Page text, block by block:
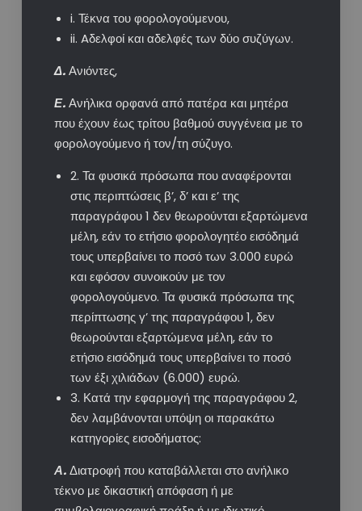
i. Τέκνα του φορολογούμενου,
ii. Aδελφοί και αδελφές των δύο συζύγων.
Δ.Ανιόντες,
Ε.Ανήλικα ορφανά από πατέρα και μητέρα
που έχουν έως τρίτου βαθμού συγγένεια με το
φορολογούμενο ή τον/τη σύζυγο.
2. Τα φυσικά πρόσωπα που αναφέρονται
στις περιπτώσεις β’, δ’ και ε’ της
παραγράφου 1 δεν θεωρούνται εξαρτώμενα
μέλη, εάν το ετήσιο φορολογητέο εισόδημά
τους υπερβαίνει το ποσό των 3.000 ευρώ
και εφόσον συνοικούν με τον
φορολογούμενο. Τα φυσικά πρόσωπα της
περίπτωσης γ’ της παραγράφου 1, δεν
θεωρούνται εξαρτώμενα μέλη, εάν το
ετήσιο εισόδημά τους υπερβαίνει το ποσό
των έξι χιλιάδων (6.000) ευρώ.
3. Κατά την εφαρμογή της παραγράφου 2,
δεν λαμβάνονται υπόψη οι παρακάτω
κατηγορίες εισοδήματος:
Α.Διατροφή που καταβάλλεται στο ανήλικο
τέκνο με δικαστική απόφαση ή με